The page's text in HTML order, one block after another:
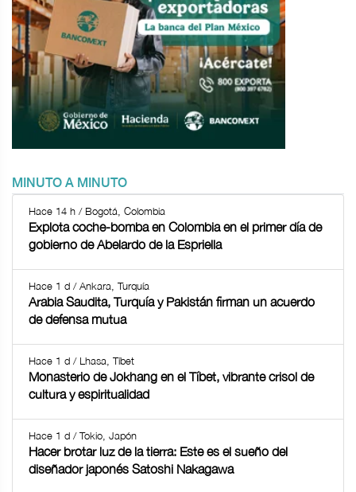
MINUTO A MINUTO
Hace 14 h / Bogotá, Colombia
Explota coche-bomba en Colombia en el primer día de
gobierno de Abelardo de la Espriella
Hace 1 d / Ankara, Turquía
Arabia Saudita, Turquía y Pakistán firman un acuerdo
de defensa mutua
Hace 1 d / Lhasa, Tíbet
Monasterio de Jokhang en el Tíbet, vibrante crisol de
cultura y espiritualidad
Hace 1 d / Tokio, Japón
Hacer brotar luz de la tierra: Este es el sueño del
diseñador japonés Satoshi Nakagawa